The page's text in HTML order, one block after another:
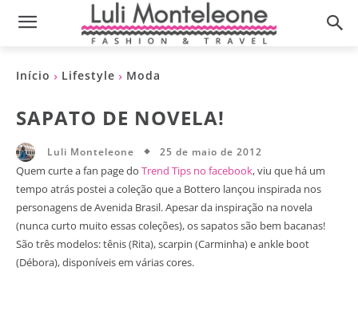
Início Lifestyle Moda
SAPATO DE NOVELA!
Luli Monteleone 25 de maio de 2012
Quem curte a fan page do Trend Tips no facebook, viu que há um
tempo atrás postei a coleção que a Bottero lançou inspirada nos
personagens de Avenida Brasil. Apesar da inspiração na novela
(nunca curto muito essas coleções), os sapatos são bem bacanas!
São três modelos: tênis (Rita), scarpin (Carminha) e ankle boot
(Débora), disponíveis em várias cores.